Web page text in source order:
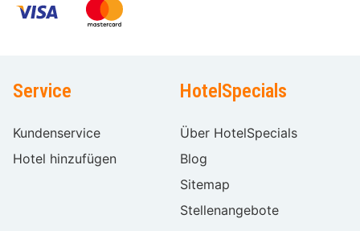
Service
Kundenservice
Hotel hinzufügen
HotelSpecials
Über HotelSpecials
Blog
Sitemap
Stellenangebote